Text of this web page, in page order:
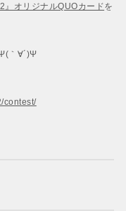
2』オリジナルQUOカードを
｀∀´)Ψ
contest/